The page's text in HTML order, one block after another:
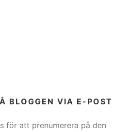
BLOGGEN VIA E-POST
för att prenumerera på den